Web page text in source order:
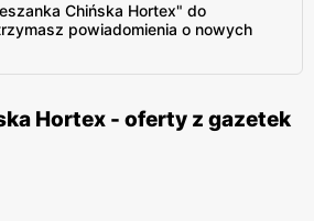
Chińska Hortex" do
powiadomienia o nowych
Hortex - oferty z gazetek